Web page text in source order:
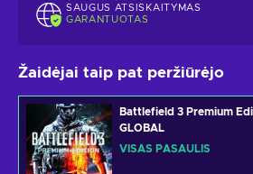
SAUGUS ATSISKAITYMAS
GARANTUOTAS
Žaidėjai taip pat peržiūrėjo
Battlefield 3 Premium
GLOBAL
VISAS PASAULIS